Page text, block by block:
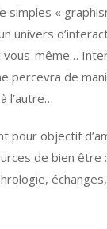
simples «
univers
vous-même…
percevra de
l’autre…
pour objectif
de bien